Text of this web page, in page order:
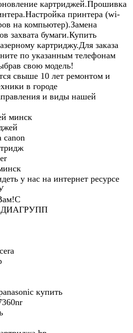
картриджей.Прошивка
принтера (wi-
на компьютер).Замена
захвата бумаги.Купить
картриджу.Для заказа
по указанным телефонам
свою модель!
свыше 10 лет ремонтом и
в городе
и виды нашей
минск
canon
у нас на интернет ресурсе
купить